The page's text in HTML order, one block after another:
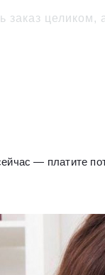
заказ
— платите